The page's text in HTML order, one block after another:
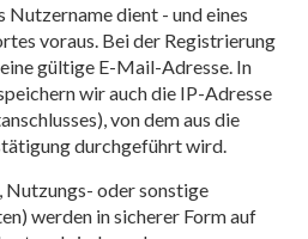
Nutzername dient - und eines
voraus. Bei der Registrierung
gültige E-Mail-Adresse. In
wir auch die IP-Adresse
von dem aus die
durchgeführt wird.
oder sonstige
werden in sicherer Form auf